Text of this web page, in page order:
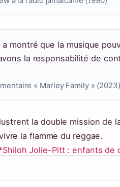
montré que la musique
la responsabilité de
« Marley Family » (2023)
la double mission de
la flamme du reggae.
Jolie-Pitt : enfants de